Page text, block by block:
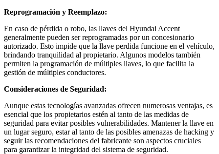
Reprogramación y Reemplazo:
En caso de pérdida o robo, las llaves del Hyundai Accent
generalmente pueden ser reprogramadas por un concesionario
autorizado. Esto impide que la llave perdida funcione en el vehículo,
brindando tranquilidad al propietario. Algunos modelos también
permiten la programación de múltiples llaves, lo que facilita la
gestión de múltiples conductores.
Consideraciones de Seguridad:
Aunque estas tecnologías avanzadas ofrecen numerosas ventajas, es
esencial que los propietarios estén al tanto de las medidas de
seguridad para evitar posibles vulnerabilidades. Mantener la llave en
un lugar seguro, estar al tanto de las posibles amenazas de hacking y
seguir las recomendaciones del fabricante son aspectos cruciales
para garantizar la integridad del sistema de seguridad.